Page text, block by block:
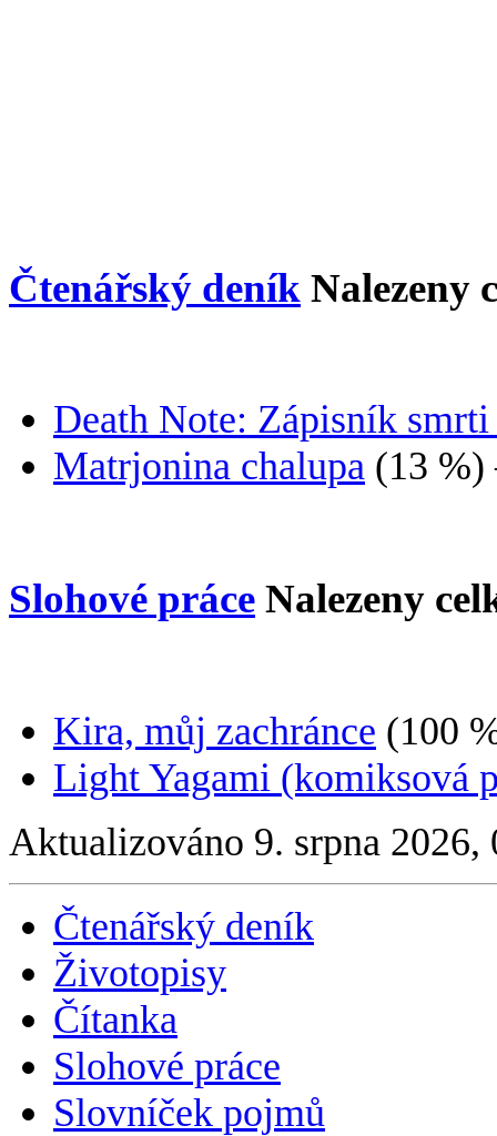
Čtenářský deník Nalezeny
Death Note: Zápisník smrti
Matrjonina chalupa (13 %)
Slohové práce Nalezeny
Kira, můj zachránce (100
Light Yagami (komiksová
Aktualizováno 9. srpna 2026,
Čtenářský deník
Životopisy
Čítanka
Slohové práce
Slovníček pojmů